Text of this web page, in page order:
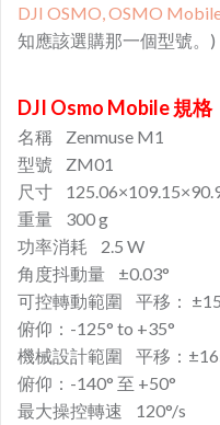
DJI OSMO, OSMO
知應該選購那一個型號。)
DJI Osmo Mobile 規格
名稱 Zenmuse M1
型號 ZM01
尺寸
重量 300 g
功率消耗 2.5 W
角度抖動量 ±0.03°
可控轉動範圍 平移：
俯仰：-125° to +35°
機械設計範圍 平移：
俯仰：-140° 至 +50°
最大操控轉速 120°/s